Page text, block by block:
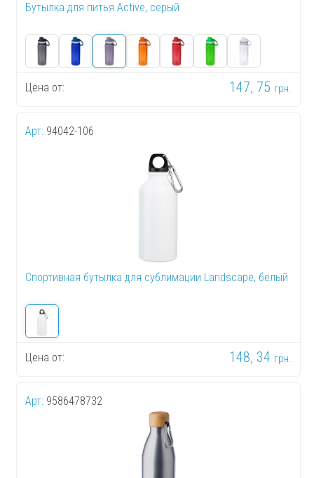
Бутылка для питья Active, серый
Цена от: 147, 75 грн.
Арт: 94042-106
Спортивная бутылка для сублимации Landscape, белый
Цена от: 148, 34 грн.
Арт: 9586478732